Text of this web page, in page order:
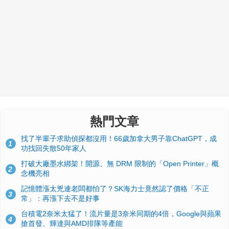
熱門文章
1
找了半輩子求助偵探都沒用！66歲加拿大男子靠ChatGPT，成
功找回失散50年家人
2
打破大廠墨水綁架！開源、無 DRM 限制的「Open Printer」概
念機亮相
3
記憶體漲太兇連老闆都怕了？SK海力士竟然認了價格「不正
常」：再漲下去不是好事
4
台積電2奈米太猛了！流片量是3奈米同期的4倍，Google與蘋果
搶首發、輝達與AMD排隊等產能